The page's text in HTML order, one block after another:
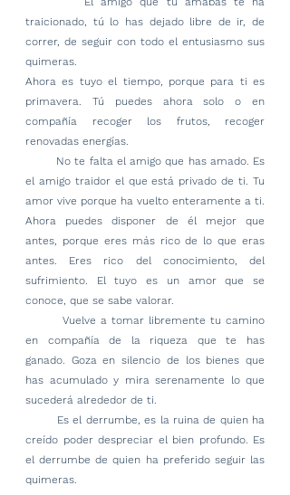
traicionado, tú lo has dejado libre de ir, de
correr, de seguir con todo el entusiasmo sus
quimeras.
Ahora es tuyo el tiempo, porque para ti es
primavera. Tú puedes ahora solo o en
compañía recoger los frutos, recoger
renovadas energías.
el amigo traidor el que está privado de ti. Tu
amor vive porque ha vuelto enteramente a ti.
Ahora puedes disponer de él mejor que
antes, porque eres más rico de lo que eras
antes. Eres rico del conocimiento, del
sufrimiento. El tuyo es un amor que se
conoce, que se sabe valorar.
en compañía de la riqueza que te has
ganado. Goza en silencio de los bienes que
has acumulado y mira serenamente lo que
sucederá alrededor de ti.
creído poder despreciar el bien profundo. Es
el derrumbe de quien ha preferido seguir las
quimeras.